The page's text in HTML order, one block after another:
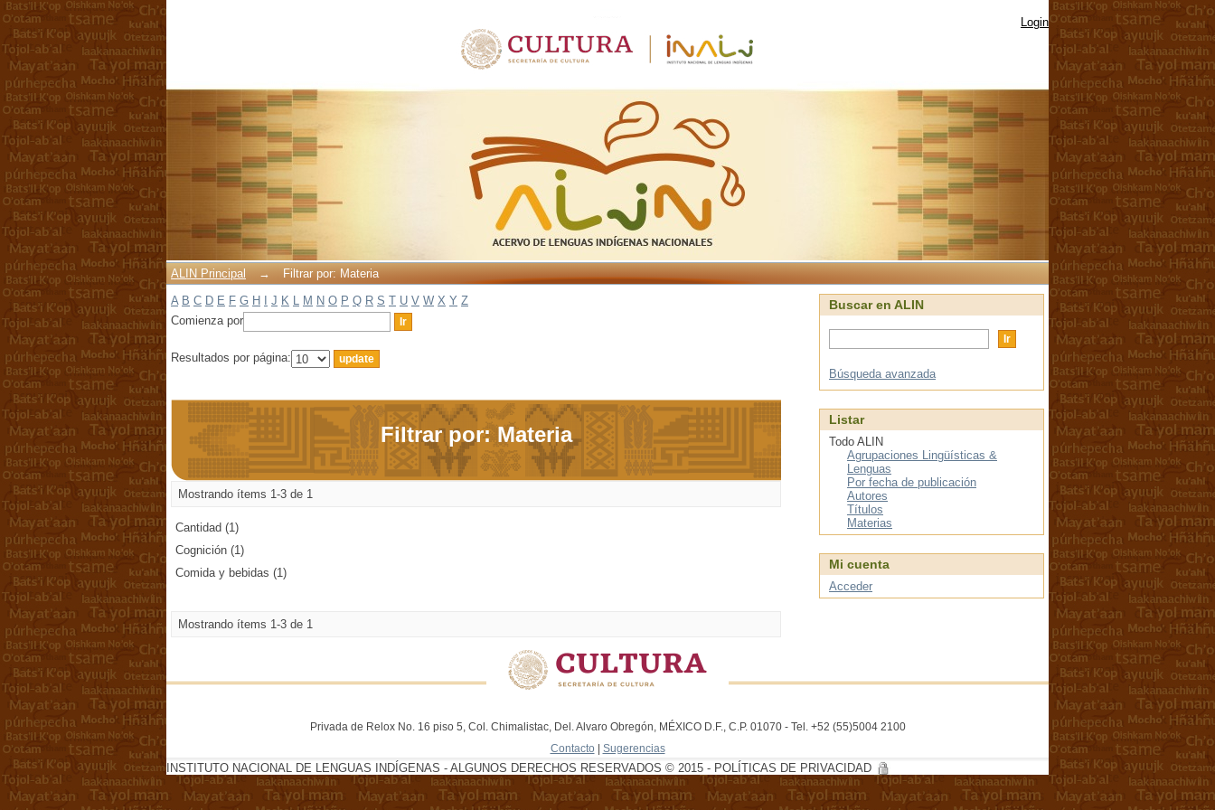
Login
ALIN Principal →
Filtrar por: Materia
A B C D E F G H J K L M N O P Q R S T U V W X Y Z
Comienza por
Resultados por página:
Filtrar por: Materia
Mostrando ítems 1-3 de 1
Cantidad (1)
Cognición (1)
Comida y bebidas (1)
Mostrando ítems 1-3 de 1
Buscar en ALIN
Búsqueda avanzada
Listar
Todo ALIN
Agrupaciones Lingüísticas &
Lenguas
Por fecha de publicación
Autores
Títulos
Materias
Mi cuenta
Acceder
Privada de Relox No. 16 piso 5, Col. Chimalistac, Del. Alvaro Obregón, MÉXICO D.F., C.P. 01070 - Tel. +52 (55)5004 2100
Contacto | Sugerencias
INSTITUTO NACIONAL DE LENGUAS INDÍGENAS - ALGUNOS DERECHOS RESERVADOS © 2015 - POLÍTICAS DE PRIVACIDAD